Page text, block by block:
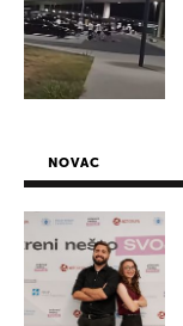
NOVAC